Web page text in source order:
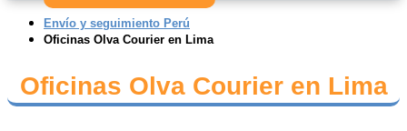
Envío y seguimiento Perú
Oficinas Olva Courier en Lima
Oficinas Olva Courier en Lima